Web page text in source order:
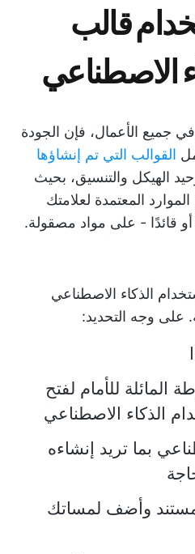
قالب
الاصطناعي
جميع الأعمال، فإن الجودة
القوالب التي تم إنشاؤها
الهيكل والتنسيق، بحيث
المعتمدة لعلامتك
أو قائدًا - على مواد مصقولة.
الذكاء الاصطناعي
على وجه التحديد:
المائلة للأمام لفتح
الذكاء الاصطناعي
بما تريد إنشاءه
وأضف لمساتك